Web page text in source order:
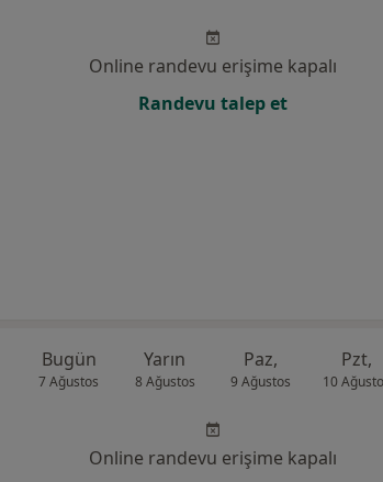
Online randevu erişime kapalı
Randevu talep et
Bugün
7 Ağustos
Yarın
8 Ağustos
Paz,
9 Ağustos
Pzt,
10
Online randevu erişime kapalı